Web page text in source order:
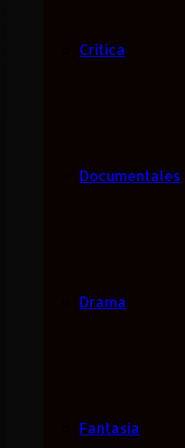
Critica
Documentales
Drama
Fantasía